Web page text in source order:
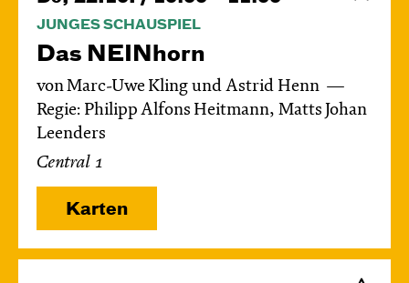
JUNGES SCHAUSPIEL
Das NEIN­horn
von Marc-Uwe Kling und Astrid Henn
Regie: Philipp Alfons Heitmann, Matts Johan
Leenders
Central 1
Karten